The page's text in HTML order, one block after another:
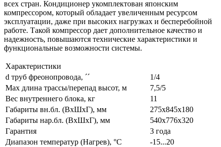
всех стран. Кондиционер укомплектован японским
компрессором, который обладает увеличенным ресурсом
эксплуатации, даже при высоких нагрузках и бесперебойной
работе. Такой компрессор дает дополнительное качество и
надежность, повышаются технические характеристики и
функциональные возможности системы.
Характеристики
d труб фреонопровода, ´´
1/4
Max длина трассы/перепад высот, м
7,5/5
Вес внутреннего блока, кг
11
Габариты вн.бл. (ВхШхГ), мм
275х845х180
Габариты нар.бл. (ВхШхГ), мм
540х776х320
Гарантия
3 года
Диапазон температур (Нагрев), °C
-15...20